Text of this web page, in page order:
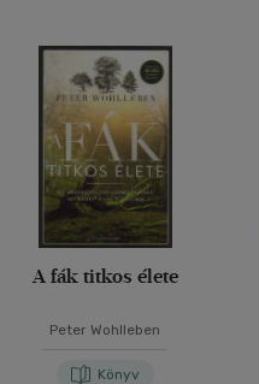
A fák titkos élete
Peter Wohlleben
Könyv